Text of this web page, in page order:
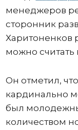
менеджеров
сторонник
Харитоненков
можно
Он отметил,
кардинально
был
количеством